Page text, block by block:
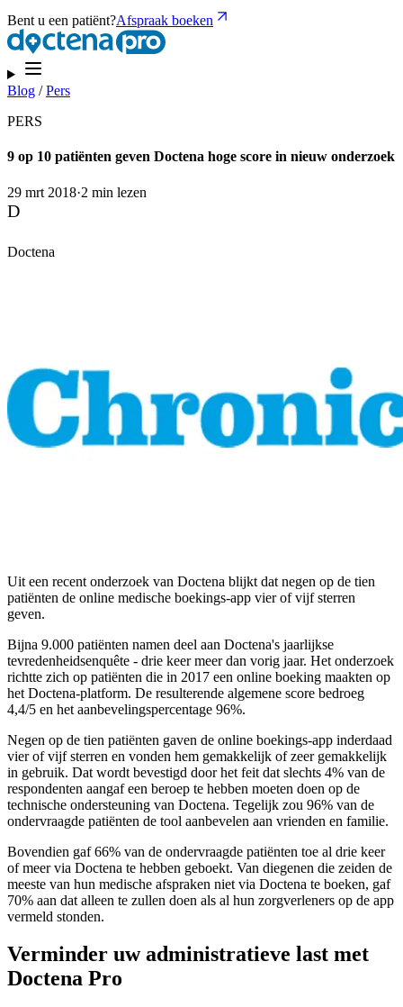
Bent u een patiënt?Afspraak boeken
Blog /Pers
PERS
9 op 10 patiënten geven Doctena hoge score in nieuw onderzoek
29 mrt 2018·2 min lezen
D
Doctena
Uit een recent onderzoek van Doctena blijkt dat negen op de tien
patiënten de online medische boekings-app vier of vijf sterren
geven.
Bijna 9.000 patiënten namen deel aan Doctena's jaarlijkse
tevredenheidsenquête - drie keer meer dan vorig jaar. Het onderzoek
richtte zich op patiënten die in 2017 een online boeking maakten op
het Doctena-platform. De resulterende algemene score bedroeg
4,4/5 en het aanbevelingspercentage 96%.
Negen op de tien patiënten gaven de online boekings-app inderdaad
vier of vijf sterren en vonden hem gemakkelijk of zeer gemakkelijk
in gebruik. Dat wordt bevestigd door het feit dat slechts 4% van de
respondenten aangaf een beroep te hebben moeten doen op de
technische ondersteuning van Doctena. Tegelijk zou 96% van de
ondervraagde patiënten de tool aanbevelen aan vrienden en familie.
Bovendien gaf 66% van de ondervraagde patiënten toe al drie keer
of meer via Doctena te hebben geboekt. Van diegenen die zeiden de
meeste van hun medische afspraken niet via Doctena te boeken, gaf
70% aan dat alleen te zullen doen als al hun zorgverleners op de app
vermeld stonden.
Verminder uw administratieve last met
Doctena Pro